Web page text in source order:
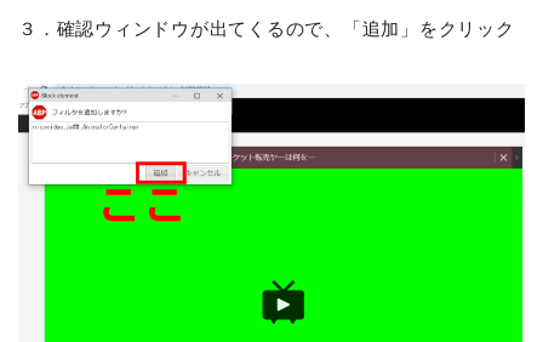
３．確認ウィンドウが出てくるので、「追加」をクリック